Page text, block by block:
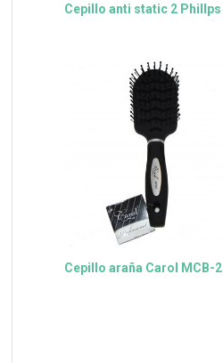
Cepillo anti static 2 Phillps
Cepillo araña Carol MCB-2